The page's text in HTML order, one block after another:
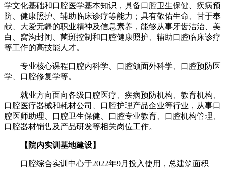
学文化基础和口腔医学基本知识，具备口腔卫生保健、疾病预
防、健康照护、辅助临床诊疗等能力；具有敬佑生命、甘于奉
献、大爱无疆的职业精神及信息素养，能够从事牙齿洁治、美
白、窝沟封闭、菌斑控制和口腔健康照护、辅助口腔临床诊疗
等工作的高技能人才。
专业核心课程口腔内科学、口腔颌面外科学、口腔预防医
学、口腔修复学等。
就业方向面向各级口腔医疗、疾病预防机构、教育机构、
口腔医疗器械和耗材公司、口腔护理产品企业等行业，从事口
腔医师助理、口腔卫生保健、口腔专业教育、口腔机构管理、
口腔器材销售及产品研发等相关岗位工作。
【院内实训基地建设】
口腔综合实训中心于2022年9月投入使用，总建筑面积